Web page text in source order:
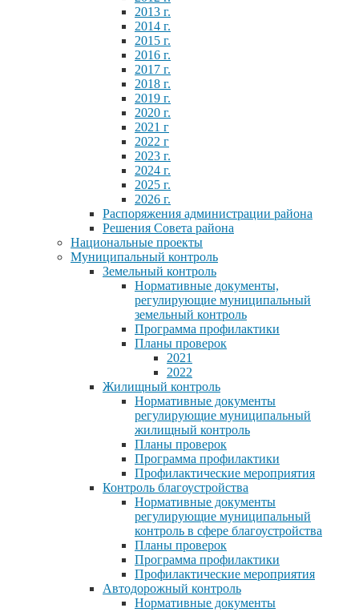
2013 г.
2014 г.
2015 г.
2016 г.
2017 г.
2018 г.
2019 г.
2020 г.
2021 г
2022 г
2023 г.
2024 г.
2025 г.
2026 г.
Распоряжения администрации района
Решения Совета района
Национальные проекты
Муниципальный контроль
Земельный контроль
Нормативные документы,
регулирующие муниципальный
земельный контроль
Программа профилактики
Планы проверок
2021
2022
Жилищный контроль
Нормативные документы
регулирующие муниципальный
жилищный контроль
Планы проверок
Программа профилактики
Профилактические мероприятия
Контроль благоустройства
Нормативные документы
регулирующие муниципальный
контроль в сфере благоустройства
Планы проверок
Программа профилактики
Профилактические мероприятия
Автодорожный контроль
Нормативные документы